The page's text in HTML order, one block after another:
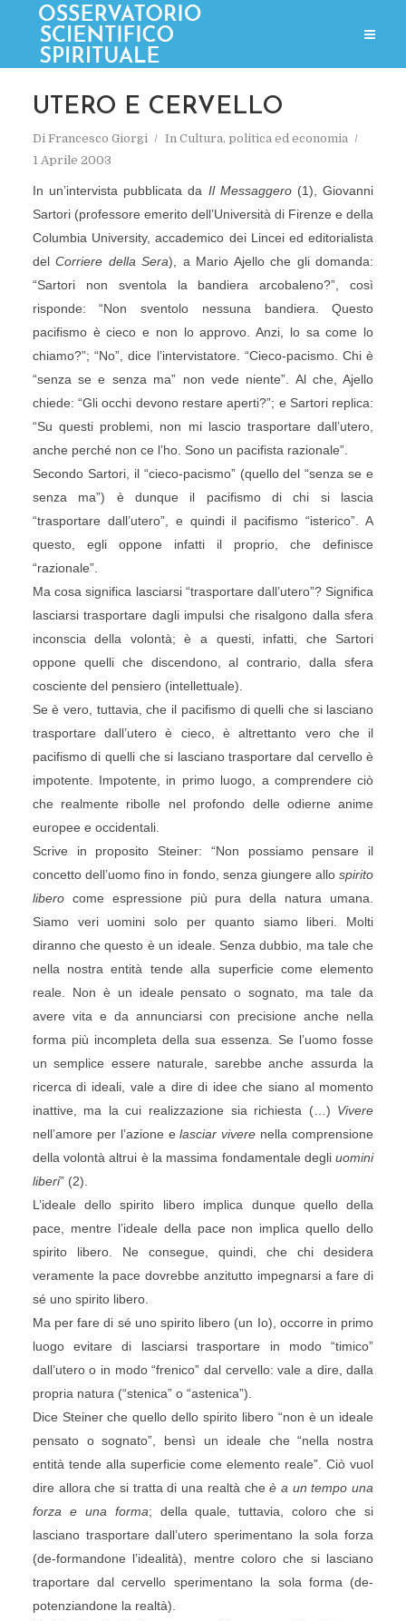
UTERO E CERVELLO
Di Francesco Giorgi In Cultura, politica ed economia
1 Aprile 2003
In un’intervista pubblicata da Il Messaggero(1), Giovanni
Sartori (professore emerito dell’Università di Firenze e della
Columbia University, accademico dei Lincei ed editorialista
delCorriere della Sera), a Mario Ajello che gli domanda:
“Sartori non sventola la bandiera arcobaleno?”, così
risponde: “Non sventolo nessuna bandiera. Questo
pacifismo è cieco e non lo approvo. Anzi, lo sa come lo
chiamo?”; “No”, dice l’intervistatore. “Cieco-pacismo. Chi è
“senza se e senza ma” non vede niente”. Al che, Ajello
chiede: “Gli occhi devono restare aperti?”; e Sartori replica:
“Su questi problemi, non mi lascio trasportare dall’utero,
anche perché non ce l’ho. Sono un pacifista razionale”.
Secondo Sartori, il “cieco-pacismo” (quello del “senza se e
senza ma”) è dunque il pacifismo di chi si lascia
“trasportare dall’utero”, e quindi il pacifismo “isterico”. A
questo, egli oppone infatti il proprio, che definisce
“razionale”.
Ma cosa significa lasciarsi “trasportare dall’utero”? Significa
lasciarsi trasportare dagli impulsi che risalgono dalla sfera
inconscia della volontà; è a questi, infatti, che Sartori
oppone quelli che discendono, al contrario, dalla sfera
cosciente del pensiero (intellettuale).
Se è vero, tuttavia, che il pacifismo di quelli che si lasciano
trasportare dall’utero è cieco, è altrettanto vero che il
pacifismo di quelli che si lasciano trasportare dal cervello è
impotente. Impotente, in primo luogo, a comprendere ciò
che realmente ribolle nel profondo delle odierne anime
europee e occidentali.
Scrive in proposito Steiner: “Non possiamo pensare il
concetto dell’uomo fino in fondo, senza giungere allospirito
liberocome espressione più pura della natura umana.
Siamo veri uomini solo per quanto siamo liberi. Molti
diranno che questo è un ideale. Senza dubbio, ma tale che
nella nostra entità tende alla superficie come elemento
reale. Non è un ideale pensato o sognato, ma tale da
avere vita e da annunciarsi con precisione anche nella
forma più incompleta della sua essenza. Se l’uomo fosse
un semplice essere naturale, sarebbe anche assurda la
ricerca di ideali, vale a dire di idee che siano al momento
inattive, ma la cui realizzazione sia richiesta (…) Vivere
nell’amore per l’azione elasciar vivere nella comprensione
della volontà altrui è la massima fondamentale degliuomini
liberi” (2).
L’ideale dello spirito libero implica dunque quello della
pace, mentre l’ideale della pace non implica quello dello
spirito libero. Ne consegue, quindi, che chi desidera
veramente la pace dovrebbe anzitutto impegnarsi a fare di
sé uno spirito libero.
Ma per fare di sé uno spirito libero (un Io), occorre in primo
luogo evitare di lasciarsi trasportare in modo “timico”
dall’utero o in modo “frenico” dal cervello: vale a dire, dalla
propria natura (“stenica” o “astenica”).
Dice Steiner che quello dello spirito libero “non è un ideale
pensato o sognato”, bensì un ideale che “nella nostra
entità tende alla superficie come elemento reale”. Ciò vuol
dire allora che si tratta di una realtà cheè a un tempo una
forza e una forma; della quale, tuttavia, coloro che si
lasciano trasportare dall’utero sperimentano la sola forza
(de-formandone l’idealità), mentre coloro che si lasciano
traportare dal cervello sperimentano la sola forma (de-
potenziandone la realtà).